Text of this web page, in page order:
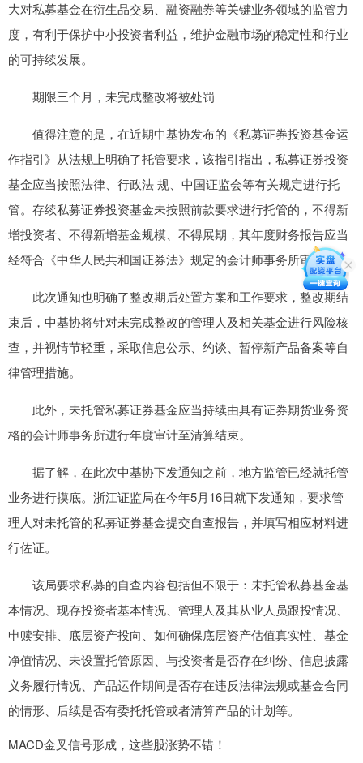
大对私募基金在衍生品交易、融资融券等关键业务领域的监管力
度，有利于保护中小投资者利益，维护金融市场的稳定性和行业
的可持续发展。
期限三个月，未完成整改将被处罚
值得注意的是，在近期中基协发布的《私募证券投资基金运
作指引》从法规上明确了托管要求，该指引指出，私募证券投资
基金应当按照法律、行政法 规、中国证监会等有关规定进行托
管。存续私募证券投资基金未按照前款要求进行托管的，不得新
增投资者、不得新增基金规模、不得展期，其年度财务报告应当
经符合《中华人民共和国证券法》规定的会计师事务所审计。
此次通知也明确了整改期后处置方案和工作要求，整改期结
束后，中基协将针对未完成整改的管理人及相关基金进行风险核
查，并视情节轻重，采取信息公示、约谈、暂停新产品备案等自
律管理措施。
此外，未托管私募证券基金应当持续由具有证券期货业务资
格的会计师事务所进行年度审计至清算结束。
据了解，在此次中基协下发通知之前，地方监管已经就托管
业务进行摸底。浙江证监局在今年5月16日就下发通知，要求管
理人对未托管的私募证券基金提交自查报告，并填写相应材料进
行佐证。
该局要求私募的自查内容包括但不限于：未托管私募基金基
本情况、现存投资者基本情况、管理人及其从业人员跟投情况、
申赎安排、底层资产投向、如何确保底层资产估值真实性、基金
净值情况、未设置托管原因、与投资者是否存在纠纷、信息披露
义务履行情况、产品运作期间是否存在违反法律法规或基金合同
的情形、后续是否有委托托管或者清算产品的计划等。
MACD金叉信号形成，这些股涨势不错！